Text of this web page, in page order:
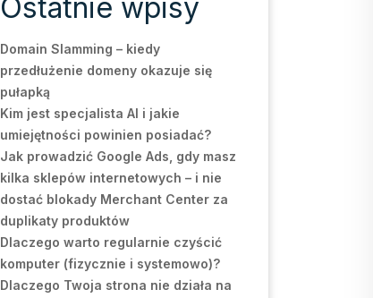
Ostatnie wpisy
Domain Slamming – kiedy
przedłużenie domeny okazuje się
pułapką
Kim jest specjalista AI i jakie
umiejętności powinien posiadać?
Jak prowadzić Google Ads, gdy masz
kilka sklepów internetowych – i nie
dostać blokady Merchant Center za
duplikaty produktów
Dlaczego warto regularnie czyścić
komputer (fizycznie i systemowo)?
Dlaczego Twoja strona nie działa na